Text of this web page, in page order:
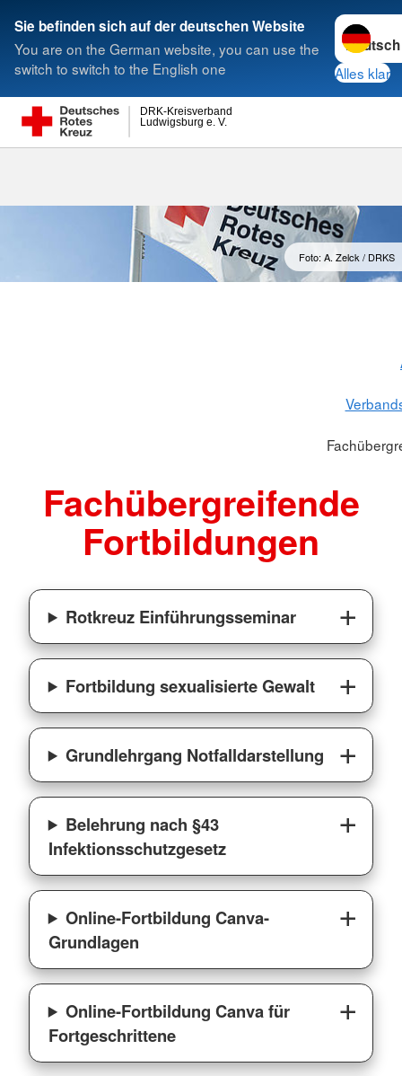
Sie befinden sich auf der deutschen Website
You are on the German website, you can use the
switch to switch to the English one
Sprache
Alles klar
Ludwigsburg e. V.
DRK-Kreisverband
Suche
Foto: A. Zelck / DRKS
Fachübergreifende
Fortbildungen
Rotkreuz Einführungsseminar
Fortbildung sexualisierte Gewalt
Grundlehrgang Notfalldarstellung
Belehrung nach §43
Infektionsschutzgesetz
Online-Fortbildung Canva-
Grundlagen
Online-Fortbildung Canva für
Fortgeschrittene